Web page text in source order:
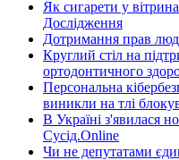
Як сигарети у
Дослідження
Дотримання прав
Круглий стіл на
ортодонтичного
Персональна
виникли на тлі
В Україні з'явилася
Сусід.Online
Чи не депутатами